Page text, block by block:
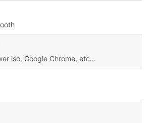
iso, Google Chrome, etc...